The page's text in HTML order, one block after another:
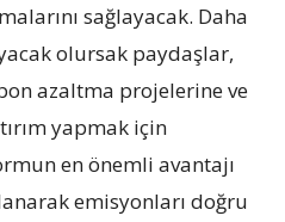
sağlayacak. Daha
olursak paydaşlar,
azaltma projelerine ve
yapmak için
en önemli avantajı
emisyonları doğru